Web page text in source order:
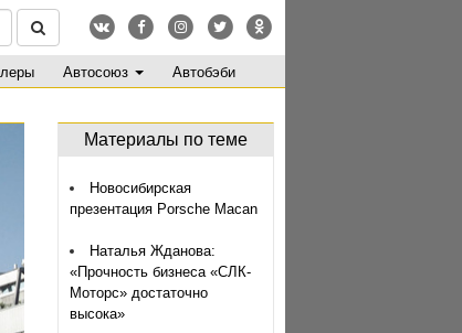
Автосоюз Автобэби
Материалы по теме
Новосибирская
презентация Porsche Macan
Наталья Жданова:
«Прочность бизнеса «СЛК-
Моторс» достаточно
высока»